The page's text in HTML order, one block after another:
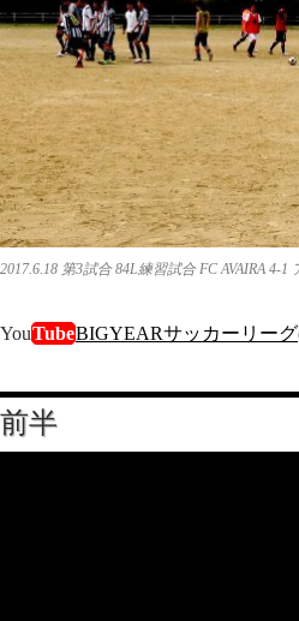
2017.6.18 第3試合 84L練習試合 FC AVAIRA 4-1
YouTubeBIGYEARサッカーリー
前半